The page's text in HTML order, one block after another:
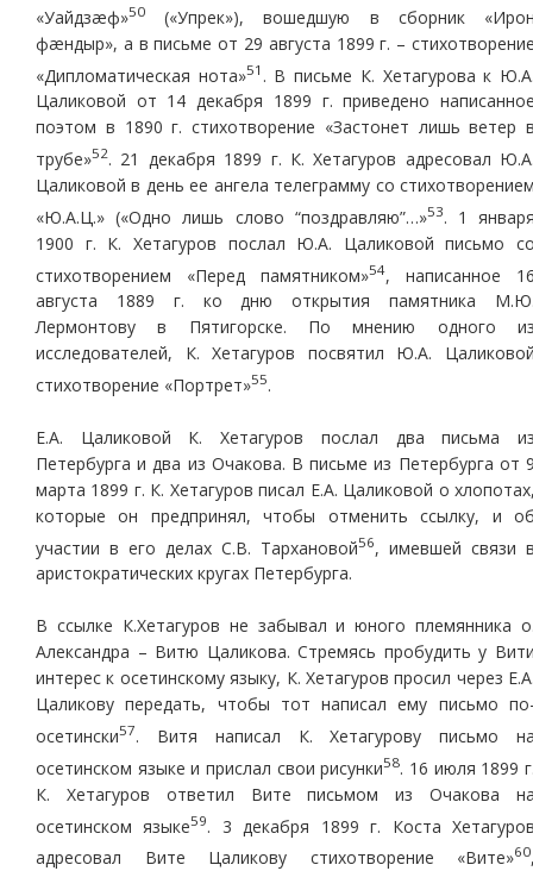
«Уайдзæф»50
(«Упрек»), вошедшую в сборник
фæндыр», а в письме от 29 августа 1899 г. –
«Дипломатическая нота»51 . В письме К. Хетагурова к
Цаликовой от 14 декабря 1899 г. приведено
поэтом в 1890 г. стихотворение «Застонет лишь ветер
трубе»52. 21 декабря 1899 г. К. Хетагуров адресовал
Цаликовой в день ее ангела телеграмму со
«Ю.А.Ц.» («Одно лишь слово “поздравляю”…»53. 1
1900 г. К. Хетагуров послал Ю.А. Цаликовой письмо
стихотворением «Перед памятником»54, написанное
августа 1889 г. ко дню открытия памятника
Лермонтову в Пятигорске. По мнению одного
исследователей, К. Хетагуров посвятил Ю.А.
стихотворение «Портрет»55.
Е.А. Цаликовой К. Хетагуров послал два письма
Петербурга и два из Очакова. В письме из Петербурга от
марта 1899 г. К. Хетагуров писал Е.А. Цаликовой о
которые он предпринял, чтобы отменить ссылку, и
участии в его делах С.В. Тархановой56, имевшей связи
аристократических кругах Петербурга.
В ссылке К.Хетагуров не забывал и юного племянника
Александра – Витю Цаликова. Стремясь пробудить у
интерес к осетинскому языку, К. Хетагуров просил через
Цаликову передать, чтобы тот написал ему письмо
осетински57. Витя написал К. Хетагурову письмо
осетинском языке и прислал свои рисунки58. 16 июля 1899
К. Хетагуров ответил Вите письмом из Очакова
осетинском языке59. 3 декабря 1899 г. Коста
адресовал Вите Цаликову стихотворение «Вите»60